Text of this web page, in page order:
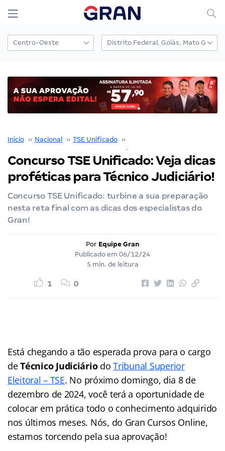
Início ›› Nacional ›› TSE Unificado ››
Concurso TSE Unificado: Veja dicas
proféticas para Técnico Judiciário!
Concurso TSE Unificado: turbine a sua preparação
nesta reta final com as dicas dos especialistas do
Gran!
Por Equipe Gran
Publicado em 06/12/24
5 min. de leitura
1 0
Está chegando a tão esperada prova para o cargo
deTécnico Judiciário doTribunal Superior
Eleitoral – TSE. No próximo domingo, dia 8 de
dezembro de 2024, você terá a oportunidade de
colocar em prática todo o conhecimento adquirido
nos últimos meses. Nós, do Gran Cursos Online,
estamos torcendo pela sua aprovação!